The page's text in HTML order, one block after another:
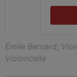
Émile Bernard,
Violoncelle